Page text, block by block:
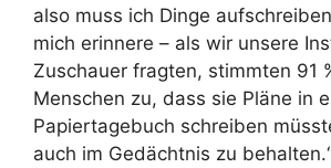
also muss ich Dinge
mich erinnere – als wir unsere
Zuschauer fragten, stimmten 91
Menschen zu, dass sie Pläne in
Papiertagebuch schreiben
auch im Gedächtnis zu